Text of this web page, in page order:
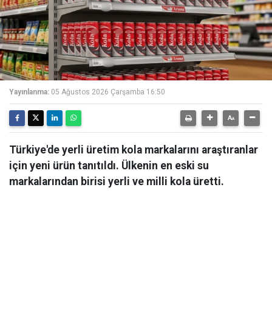
Yayınlanma: 05 Ağustos 2026 Çarşamba 16:50
Türkiye'de yerli üretim kola markalarını araştıranlar
için yeni ürün tanıtıldı. Ülkenin en eski su
markalarından birisi yerli ve milli kola üretti.